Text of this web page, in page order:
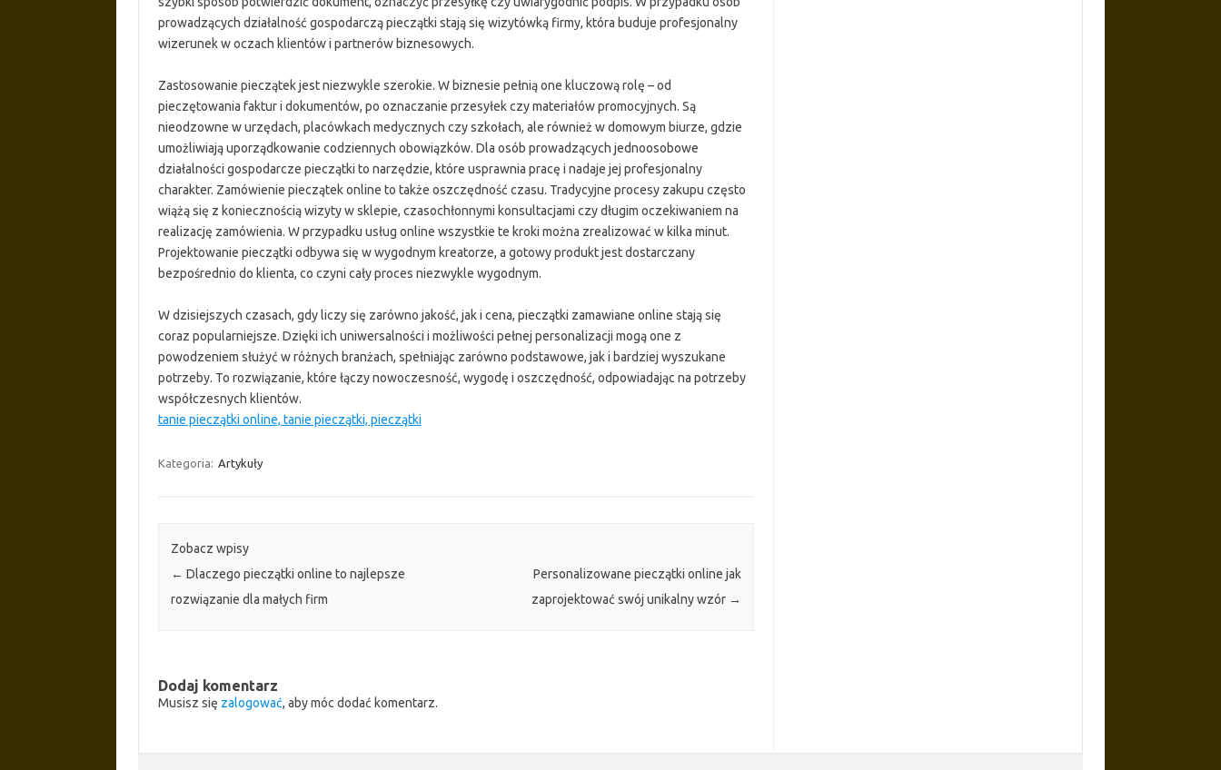
prowadzących działalność gospodarczą pieczątki stają się wizytówką firmy, która buduje profesjonalny
wizerunek w oczach klientów i partnerów biznesowych.
Zastosowanie pieczątek jest niezwykle szerokie. W biznesie pełnią one kluczową rolę – od
pieczętowania faktur i dokumentów, po oznaczanie przesyłek czy materiałów promocyjnych. Są
nieodzowne w urzędach, placówkach medycznych czy szkołach, ale również w domowym biurze, gdzie
umożliwiają uporządkowanie codziennych obowiązków. Dla osób prowadzących jednoosobowe
działalności gospodarcze pieczątki to narzędzie, które usprawnia pracę i nadaje jej profesjonalny
charakter. Zamówienie pieczątek online to także oszczędność czasu. Tradycyjne procesy zakupu często
wiążą się z koniecznością wizyty w sklepie, czasochłonnymi konsultacjami czy długim oczekiwaniem na
realizację zamówienia. W przypadku usług online wszystkie te kroki można zrealizować w kilka minut.
Projektowanie pieczątki odbywa się w wygodnym kreatorze, a gotowy produkt jest dostarczany
bezpośrednio do klienta, co czyni cały proces niezwykle wygodnym.
W dzisiejszych czasach, gdy liczy się zarówno jakość, jak i cena, pieczątki zamawiane online stają się
coraz popularniejsze. Dzięki ich uniwersalności i możliwości pełnej personalizacji mogą one z
powodzeniem służyć w różnych branżach, spełniając zarówno podstawowe, jak i bardziej wyszukane
potrzeby. To rozwiązanie, które łączy nowoczesność, wygodę i oszczędność, odpowiadając na potrzeby
współczesnych klientów.
tanie pieczątki online, tanie pieczątki, pieczątki
Kategoria: Artykuły
Zobacz wpisy
← Dlaczego pieczątki online to najlepsze
rozwiązanie dla małych firm
Personalizowane pieczątki online jak
zaprojektować swój unikalny wzór →
Dodaj komentarz
Musisz się zalogować, aby móc dodać komentarz.